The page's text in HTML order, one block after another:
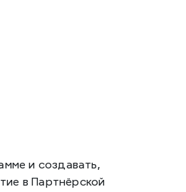
и создавать,
в Партнёрской